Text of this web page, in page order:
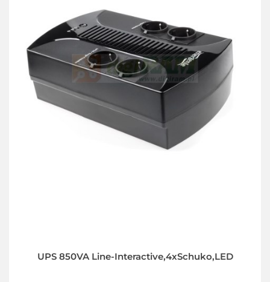
UPS 850VA Line-Interactive,4xSchuko,LED